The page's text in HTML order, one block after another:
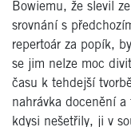
Bowiemu, že slevil
srovnání s
repertoár za popík,
se jim nelze moc
času k tehdejší
nahrávka docenění a
kdysi nešetřily, ji v